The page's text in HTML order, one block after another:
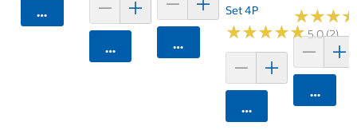
카트에 담기
카트에 담기 카트에 담기
Set 4P
★★★★★
★★★★★5.0 (2)
카트에 담기
★★★
★★★
카트에